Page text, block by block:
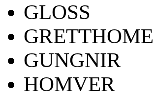
GLOSS
GRETTHOME
GUNGNIR
HOMVER